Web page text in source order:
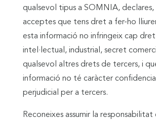
qualsevol tipus a SOMNIA, declares,
acceptes que tens dret a fer-ho
esta informació no infringeix cap
intel·lectual, industrial, secret
qualsevol altres drets de tercers, i
informació no té caràcter
perjudicial per a tercers.
Reconeixes assumir la responsabilitat